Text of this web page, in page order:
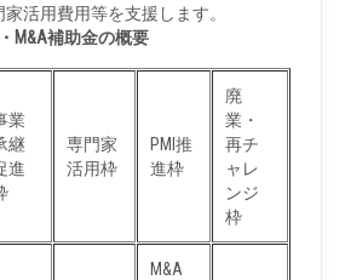
家活用費用等を支援します。
M&A補助金の概要
業
継
進
専門家
活用枠
PMI推
進枠
廃
業・
再チ
ャレ
ンジ
枠
M&A